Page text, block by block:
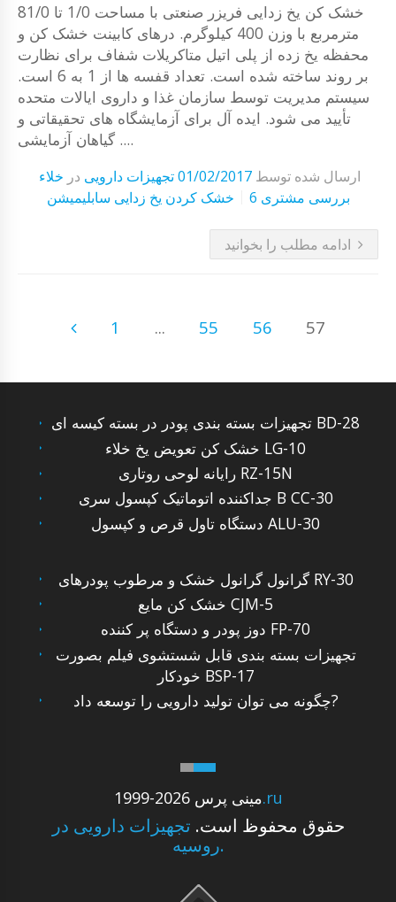
خشک کن یخ زدایی فریزر صنعتی با مساحت 1/0 تا 81/0
مترمربع با وزن 400 کیلوگرم. درهای کابینت خشک کن و
محفظه یخ زده از پلی اتیل متاکریلات شفاف برای نظارت
بر روند ساخته شده است. تعداد قفسه ها از 1 به 6 است.
سیستم مدیریت توسط سازمان غذا و داروی ایالات متحده
تأیید می شود. ایده آل برای آزمایشگاه های تحقیقاتی و
گیاهان آزمایشی ....
ارسال شده توسط 01/02/2017تجهیزات دارویی در خلاء
خشک کردن یخ زدایی سابلیمیشن
6 بررسی مشتری
ادامه مطلب را بخوانید
1 ... 55 56 57
تجهیزات بسته بندی پودر در بسته کیسه ای BD-28
خشک کن تعویض یخ خلاء LG-10
رایانه لوحی روتاری RZ-15N
جداکننده اتوماتیک کپسول سری B CC-30
دستگاه تاول قرص و کپسول ALU-30
1999-2026 مینی پرس.ru
حقوق محفوظ است. تجهیزات دارویی در
روسیه.
گرانول گرانول خشک و مرطوب پودرهای RY-30
خشک کن مایع CJM-5
دوز پودر و دستگاه پر کننده FP-70
تجهیزات بسته بندی قابل شستشوی فیلم بصورت
خودکار BSP-17
چگونه می توان تولید دارویی را توسعه داد?